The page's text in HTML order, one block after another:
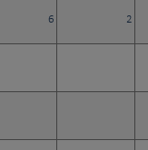
6 2